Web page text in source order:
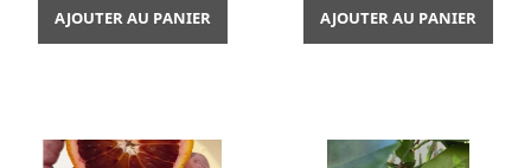
AJOUTER AU PANIER AJOUTER AU PANIER